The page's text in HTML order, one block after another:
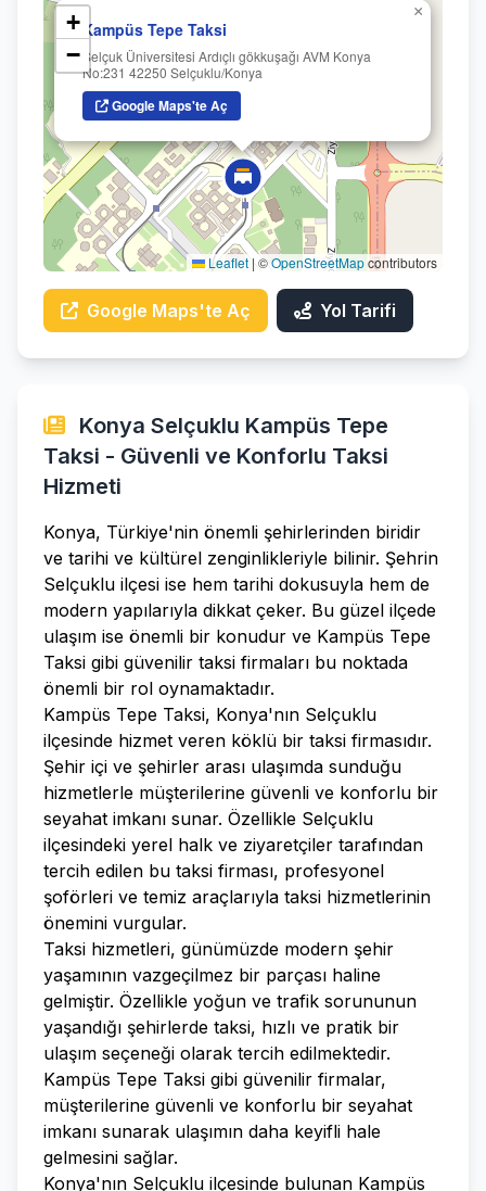
Kampüs Tepe Taksi
Selçuk Üniversitesi Ardıçlı gökkuşağı AVM Konya
No:231 42250 Selçuklu/Konya
Google Maps'te Aç
×
+
−
Leaflet | ©OpenStreetMapcontributors
Google Maps'te Aç Yol Tarifi
Konya Selçuklu Kampüs Tepe
Taksi - Güvenli ve Konforlu Taksi
Hizmeti
Konya, Türkiye'nin önemli şehirlerinden biridir
ve tarihi ve kültürel zenginlikleriyle bilinir. Şehrin
Selçuklu ilçesi ise hem tarihi dokusuyla hem de
modern yapılarıyla dikkat çeker. Bu güzel ilçede
ulaşım ise önemli bir konudur ve Kampüs Tepe
Taksi gibi güvenilir taksi firmaları bu noktada
önemli bir rol oynamaktadır.
Kampüs Tepe Taksi, Konya'nın Selçuklu
ilçesinde hizmet veren köklü bir taksi firmasıdır.
Şehir içi ve şehirler arası ulaşımda sunduğu
hizmetlerle müşterilerine güvenli ve konforlu bir
seyahat imkanı sunar. Özellikle Selçuklu
ilçesindeki yerel halk ve ziyaretçiler tarafından
tercih edilen bu taksi firması, profesyonel
şoförleri ve temiz araçlarıyla taksi hizmetlerinin
önemini vurgular.
Taksi hizmetleri, günümüzde modern şehir
yaşamının vazgeçilmez bir parçası haline
gelmiştir. Özellikle yoğun ve trafik sorununun
yaşandığı şehirlerde taksi, hızlı ve pratik bir
ulaşım seçeneği olarak tercih edilmektedir.
Kampüs Tepe Taksi gibi güvenilir firmalar,
müşterilerine güvenli ve konforlu bir seyahat
imkanı sunarak ulaşımın daha keyifli hale
gelmesini sağlar.
Konya'nın Selçuklu ilçesinde bulunan Kampüs